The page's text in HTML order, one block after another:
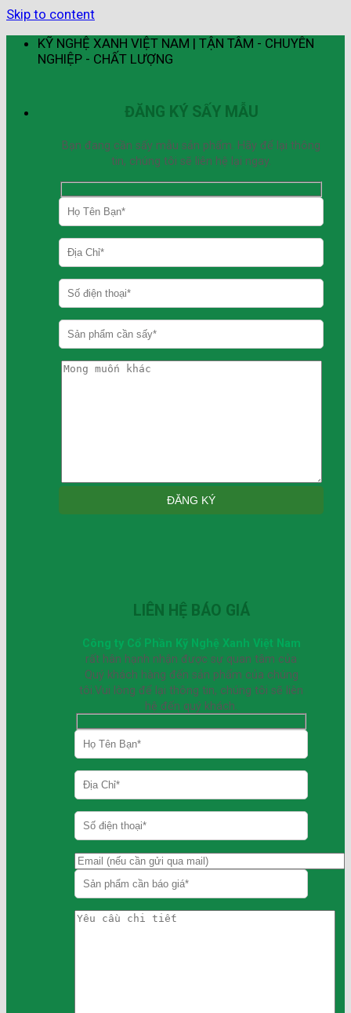
Skip to content
KỸ NGHỆ XANH VIỆT NAM | TẬN TÂM - CHUYÊN
NGHIỆP - CHẤT LƯỢNG
ĐĂNG KÝ SẤY MẪU
Bạn đang cần sấy mẫu sản phẩm. Hãy để lại thông
tin, chúng tôi sẽ liên hệ lại ngay.
LIÊN HỆ BÁO GIÁ
Công ty Cổ Phần Kỹ Nghệ Xanh Việt Nam
rất hân hạnh nhận được sự quan tâm của
Quý khách hàng đến sản phẩm của chúng
tôi.Vui lòng để lại thông tin, chúng tôi sẽ liên
hệ đến quý khách.